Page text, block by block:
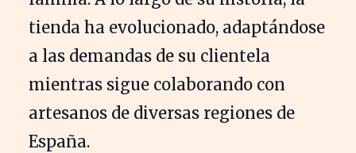
tienda ha evolucionado, adaptándose
a las demandas de su clientela
mientras sigue colaborando con
artesanos de diversas regiones de
España.